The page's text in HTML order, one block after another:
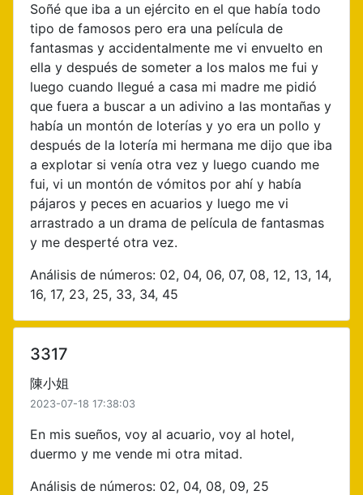
Soñé que iba a un ejército en el que había todo
tipo de famosos pero era una película de
fantasmas y accidentalmente me vi envuelto en
ella y después de someter a los malos me fui y
luego cuando llegué a casa mi madre me pidió
que fuera a buscar a un adivino a las montañas y
había un montón de loterías y yo era un pollo y
después de la lotería mi hermana me dijo que iba
a explotar si venía otra vez y luego cuando me
fui, vi un montón de vómitos por ahí y había
pájaros y peces en acuarios y luego me vi
arrastrado a un drama de película de fantasmas
y me desperté otra vez.
Análisis de números: 02, 04, 06, 07, 08, 12, 13, 14,
16, 17, 23, 25, 33, 34, 45
3317
陳小姐
2023-07-18 17:38:03
En mis sueños, voy al acuario, voy al hotel,
duermo y me vende mi otra mitad.
Análisis de números: 02, 04, 08, 09, 25